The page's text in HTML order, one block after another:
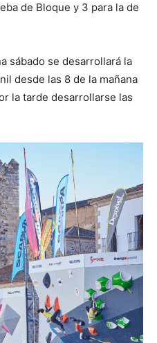
de Bloque y 3 para la de
sábado se desarrollará la
desde las 8 de la mañana
la tarde desarrollarse las